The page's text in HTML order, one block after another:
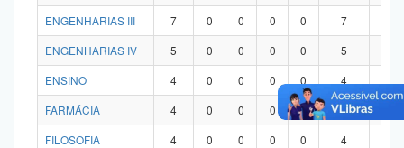
ENGENHARIAS III
7 0 0 0 0 7
ENGENHARIAS IV
5 0 0 0 0 5
ENSINO
4 0 0 0 0 4
FARMÁCIA
4 0 0 0 0 4
FILOSOFIA
4 0 0 0 0 4